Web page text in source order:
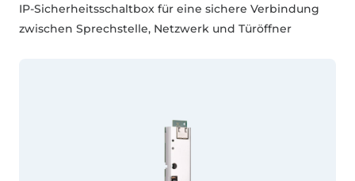
IP-Sicherheitsschaltbox für eine sichere Verbindung
zwischen Sprechstelle, Netzwerk und Türöffner